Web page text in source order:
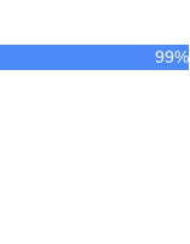
99%